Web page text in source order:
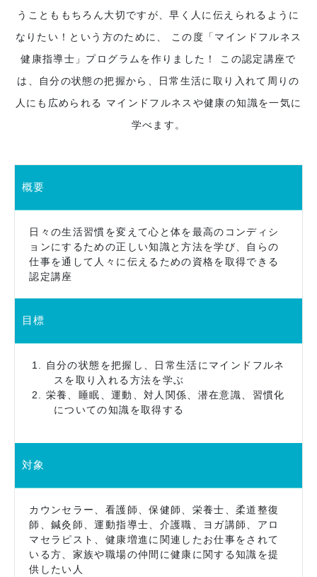
マインドフル・ライフコーチ
法人の方はこちら
オンラインストアへ
うことももちろん大切ですが、早く人に伝えられるように
なりたい！という方のために、
この度「マインドフルネス
健康指導士」プログラムを作りました！
この認定講座で
は、自分の状態の把握から、日常生活に取り入れて周りの
人にも広められる
マインドフルネスや健康の知識を一気に
学べます。
概要
日々の生活習慣を変えて心と体を最高のコンディシ
ョンにするための正しい知識と方法を学び、自らの
仕事を通して人々に伝えるための資格を取得できる
認定講座
目標
自分の状態を把握し、日常生活にマインドフルネ
スを取り入れる方法を学ぶ
栄養、睡眠、運動、対人関係、潜在意識、習慣化
についての知識を取得する
対象
カウンセラー、看護師、保健師、栄養士、柔道整復
師、鍼灸師、運動指導士、介護職、ヨガ講師、アロ
マセラピスト、健康増進に関連したお仕事をされて
いる方、家族や職場の仲間に健康に関する知識を提
供したい人